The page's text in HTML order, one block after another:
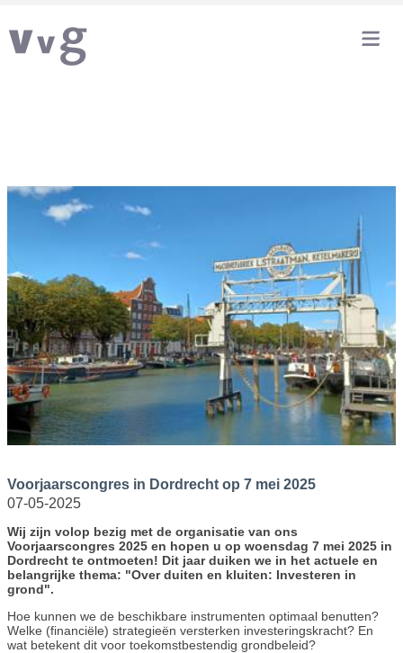
Voorjaarscongres in Dordrecht op 7 mei 2025
07-05-2025
Wij zijn volop bezig met de organisatie van ons
Voorjaarscongres 2025 en hopen u op woensdag 7 mei 2025 in
Dordrecht te ontmoeten! Dit jaar duiken we in het actuele en
belangrijke thema: "Over duiten en kluiten: Investeren in
grond".
Hoe kunnen we de beschikbare instrumenten optimaal benutten?
Welke (financiële) strategieën versterken investeringskracht? En
wat betekent dit voor toekomstbestendig grondbeleid?